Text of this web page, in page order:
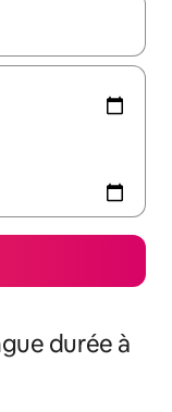
flèches vers le
durée à